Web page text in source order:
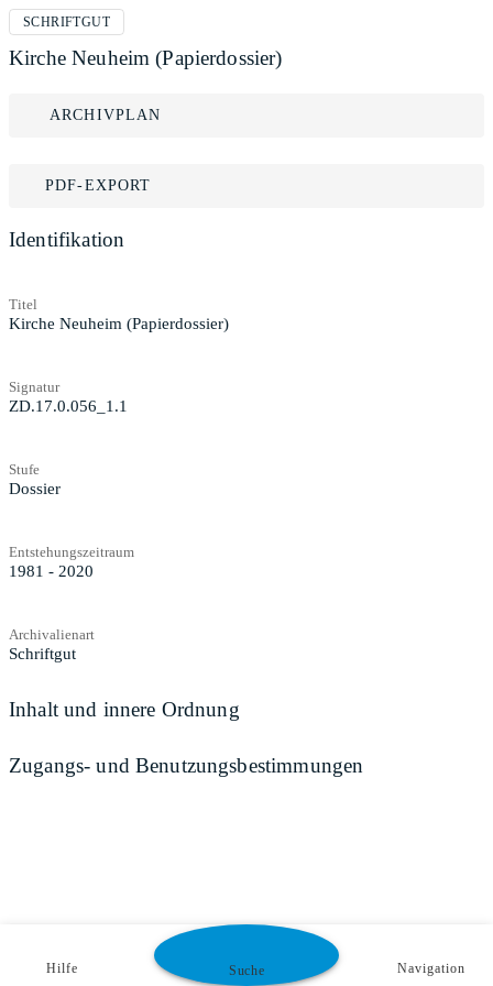
SCHRIFTGUT
Kirche Neuheim (Papierdossier)
ARCHIVPLAN
PDF-EXPORT
Identifikation
Titel
Kirche Neuheim (Papierdossier)
Signatur
ZD.17.0.056_1.1
Stufe
Dossier
Entstehungszeitraum
1981 - 2020
Archivalienart
Schriftgut
Inhalt und innere Ordnung
Zugangs- und Benutzungsbestimmungen
Hilfe Suche Navigation